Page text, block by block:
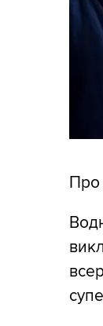
Про